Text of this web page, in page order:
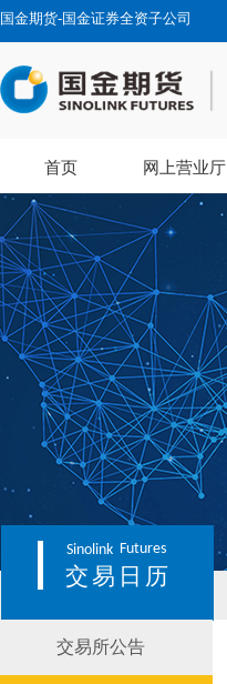
国金期货-国金证券全资子公司
首页 网上营业厅
Sinolink Futures
交易日历
交易所公告